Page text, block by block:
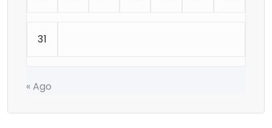
31
« Ago